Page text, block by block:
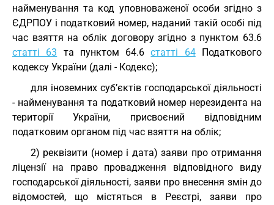
найменування та код уповноваженої особи згідно з
ЄДРПОУ і податковий номер, наданий такій особі під
час взяття на облік договору згідно з пунктом 63.6
статті 63 та пунктом 64.6статті 64Податкового
кодексу України (далі - Кодекс);
для іноземних суб’єктів господарської діяльності
- найменування та податковий номер нерезидента на
території України, присвоєний відповідним
податковим органом під час взяття на облік;
2) реквізити (номер і дата) заяви про отримання
ліцензії на право провадження відповідного виду
господарської діяльності, заяви про внесення змін до
відомостей, що містяться в Реєстрі, заяви про